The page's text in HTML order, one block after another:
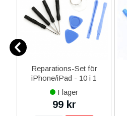
Reparations-Set för
iPhone/iPad - 10 i 1
I lager
99 kr